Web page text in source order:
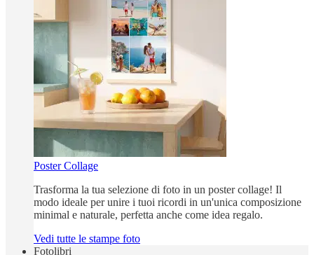
Poster Collage
Trasforma la tua selezione di foto in un poster collage! Il
modo ideale per unire i tuoi ricordi in un'unica composizione
minimal e naturale, perfetta anche come idea regalo.
Vedi tutte le stampe foto
Fotolibri